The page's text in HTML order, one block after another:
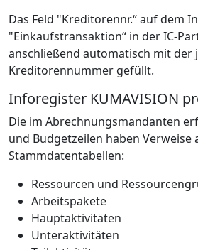
Das Feld "Kreditorennr.“ auf dem
"Einkaufstransaktion“ in der IC-
anschließend automatisch mit der
Kreditorennummer gefüllt.
Inforegister KUMAVISION
Die im Abrechnungsmandanten
und Budgetzeilen haben Verweise
Stammdatentabellen:
Ressourcen und
Arbeitspakete
Hauptaktivitäten
Unteraktivitäten